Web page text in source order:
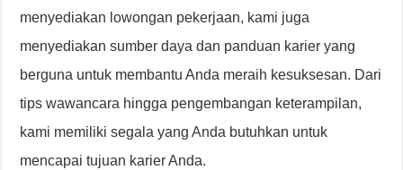
menyediakan lowongan pekerjaan, kami juga
menyediakan sumber daya dan panduan karier yang
berguna untuk membantu Anda meraih kesuksesan. Dari
tips wawancara hingga pengembangan keterampilan,
kami memiliki segala yang Anda butuhkan untuk
mencapai tujuan karier Anda.